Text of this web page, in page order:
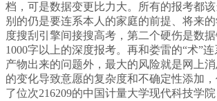
档，可是数据变更比力大。所有的报考都该
别的仍是要连系本人的家庭的前提、将来
度搜刮引擎间接搜高考，第二个硬伤是数
1000字以上的深度报考。再和娄雷的“术”
产物出来的问题外，最大的风险就是网上
的变化导致意愿的复杂度和不确定性添加
了位次216209的中国计量大学现代科技学